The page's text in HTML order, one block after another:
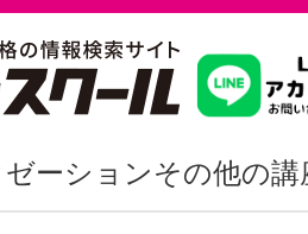
習いたいこ
ーションその他の